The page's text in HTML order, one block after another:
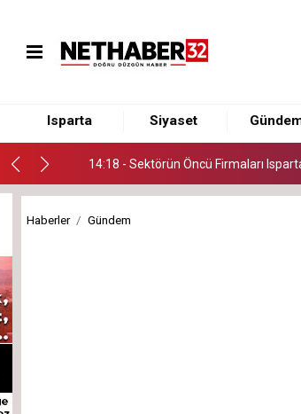
Isparta Siyaset
14:18 - Sektörün Öncü Firmaları
14:18 - Sektörün Öncü Firmaları
Haberler Gündem